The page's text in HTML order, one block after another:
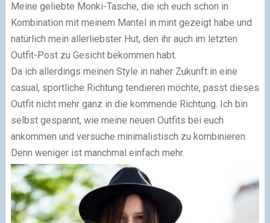
Meine geliebte Monki-Tasche, die ich euch schon in
Kombination mit meinem Mantel in mint gezeigt habe und
natürlich mein allerliebster Hut, den ihr auch im letzten
Outfit-Post zu Gesicht bekommen habt.
Da ich allerdings meinen Style in naher Zukunft in eine
casual, sportliche Richtung tendieren möchte, passt dieses
Outfit nicht mehr ganz in die kommende Richtung. Ich bin
selbst gespannt, wie meine neuen Outfits bei euch
ankommen und versuche minimalistisch zu kombinieren.
Denn weniger ist manchmal einfach mehr.